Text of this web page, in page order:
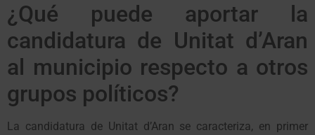
¿Qué puede aportar la
candidatura de Unitat d’Aran
al municipio respecto a otros
grupos políticos?
La candidatura de Unitat d’Aran se caracteriza, en primer